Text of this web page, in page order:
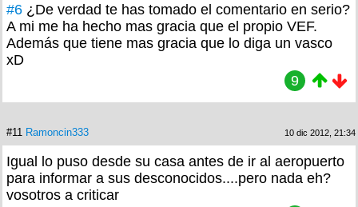
#6 ¿De verdad te has tomado el comentario en serio?
A mi me ha hecho mas gracia que el propio VEF.
Además que tiene mas gracia que lo diga un vasco
xD
9
#11 Ramoncin333 10 dic 2012, 21:34
Igual lo puso desde su casa antes de ir al aeropuerto
para informar a sus desconocidos....pero nada eh?
vosotros a criticar